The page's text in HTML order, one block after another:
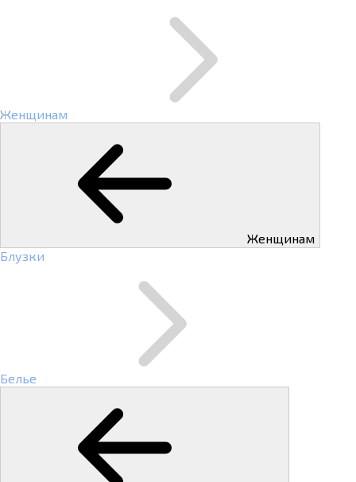
Женщинам
Женщинам
Блузки
Белье